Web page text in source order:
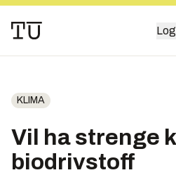
KLIMA
Vil ha strenge
biodrivstoff